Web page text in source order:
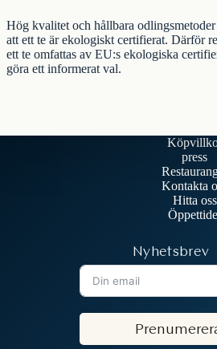
Hög kvalitet och hållbara
att ett te är ekologiskt certifierat. Därför
ett te omfattas av EU:s ekologiska
göra ett informerat val.
press
Kontakta
Hitta oss
Nyhetsbrev